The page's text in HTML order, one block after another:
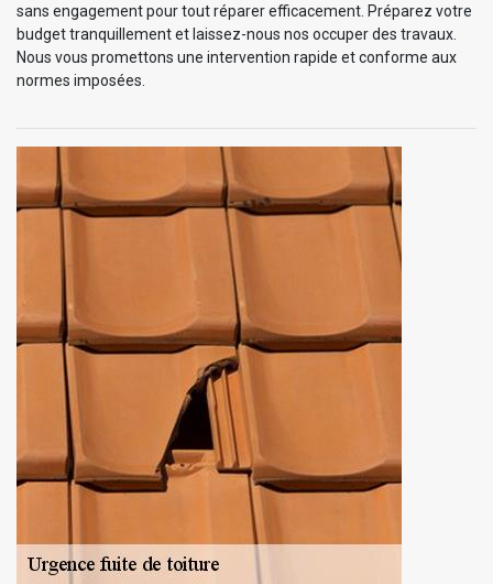
sans engagement pour tout réparer efficacement. Préparez votre
budget tranquillement et laissez-nous nos occuper des travaux.
Nous vous promettons une intervention rapide et conforme aux
normes imposées.